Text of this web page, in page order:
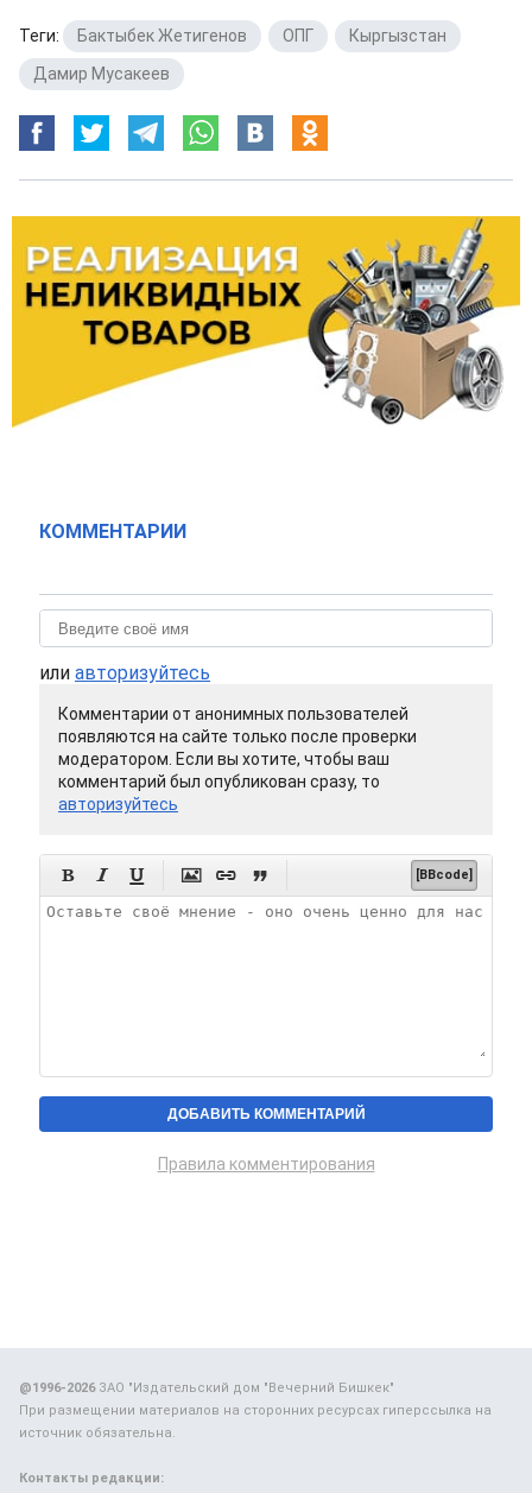
Теги: Бактыбек Жетигенов ОПГ Кыргызстан
Дамир Мусакеев
КОММЕНТАРИИ
или авторизуйтесь
Комментарии от анонимных пользователей
появляются на сайте только после проверки
модератором. Если вы хотите, чтобы ваш
комментарий был опубликован сразу, то
авторизуйтесь
      [BBcode]
Правила комментирования
@1996-2026ЗАО "Издательский дом "Вечерний Бишкек"
При размещении материалов на сторонних ресурсах гиперссылка на
источник обязательна.
Контакты редакции: